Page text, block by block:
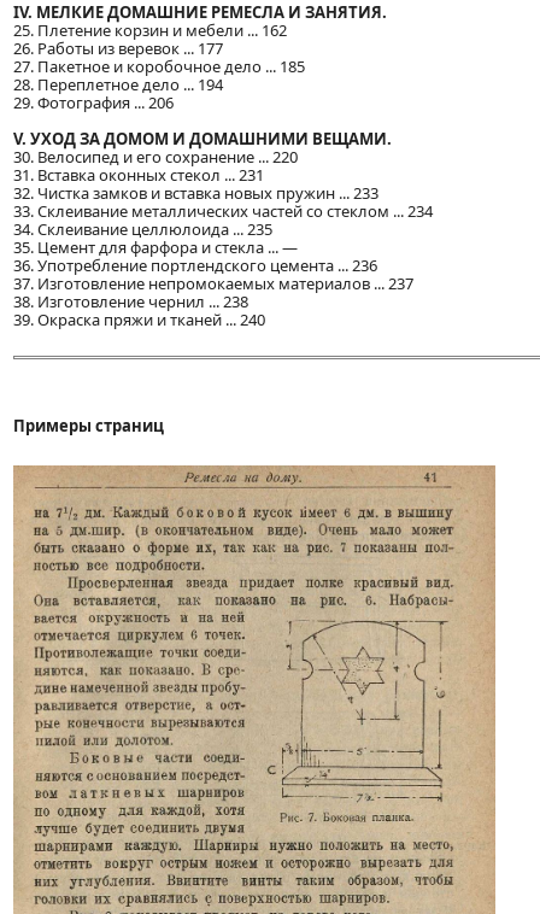
IV. МЕЛКИЕ ДОМАШНИЕ РЕМЕСЛА И ЗАНЯТИЯ.
25. Плетение корзин и мебели ... 162
26. Работы из веревок ... 177
27. Пакетное и коробочное дело ... 185
28. Переплетное дело ... 194
29. Фотография ... 206
V. УХОД ЗА ДОМОМ И ДОМАШНИМИ ВЕЩАМИ.
30. Велосипед и его сохранение ... 220
31. Вставка оконных стекол ... 231
32. Чистка замков и вставка новых пружин ... 233
33. Склеивание металлических частей со стеклом ... 234
34. Склеивание целлюлоида ... 235
35. Цемент для фарфора и стекла ... —
36. Употребление портлендского цемента ... 236
37. Изготовление непромокаемых материалов ... 237
38. Изготовление чернил ... 238
39. Окраска пряжи и тканей ... 240
Примеры страниц